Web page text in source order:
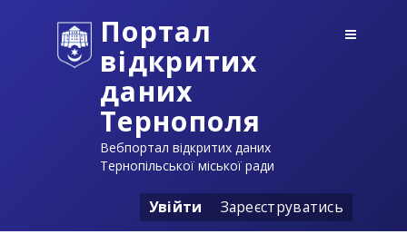
Портал
відкритих
даних
Тернополя
Вебпортал відкритих даних
Тернопільської міської ради
Увійти Зареєструватись